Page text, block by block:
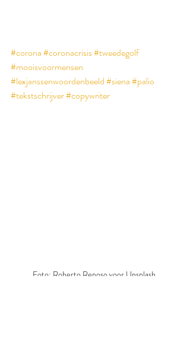
#corona#coronacrisis#tweedegolf
#mooisvoormensen
#lexjanssenwoordenbeeld#siena#palio
#tekstschrijver#copywriter
Foto: Roberto Reposo voor Unsplash.